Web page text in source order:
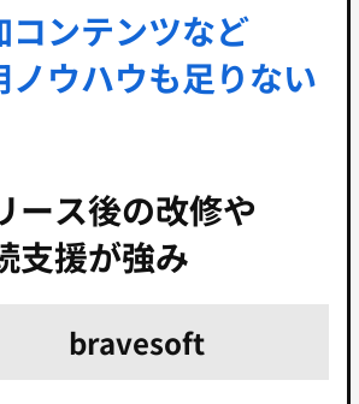
コンテンツなど
ノウハウも足りない
ース後の改修や
支援が強み
bravesoft